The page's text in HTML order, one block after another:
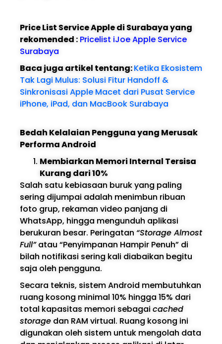
Price List Service Apple di Surabaya yang
rekomended : Pricelist iJoe Apple Service
Surabaya
Baca juga artikel tentang:Ketika Ekosistem
Tak Lagi Mulus: Solusi Fitur Handoff &
Sinkronisasi Apple Macet dari Pusat Service
iPhone, iPad, dan MacBook Surabaya
Bedah Kelalaian Pengguna yang Merusak
Performa Android
Membiarkan Memori Internal Tersisa
Kurang dari 10%
Salah satu kebiasaan buruk yang paling
sering dijumpai adalah menimbun ribuan
foto grup, rekaman video panjang di
WhatsApp, hingga mengunduh aplikasi
berukuran besar. Peringatan “Storage Almost
Full”atau “Penyimpanan Hampir Penuh” di
bilah notifikasi sering kali diabaikan begitu
saja oleh pengguna.
Secara teknis, sistem Android membutuhkan
ruang kosong minimal 10% hingga 15% dari
total kapasitas memori sebagai cached
storage dan RAM virtual. Ruang kosong ini
digunakan oleh sistem untuk mengolah data